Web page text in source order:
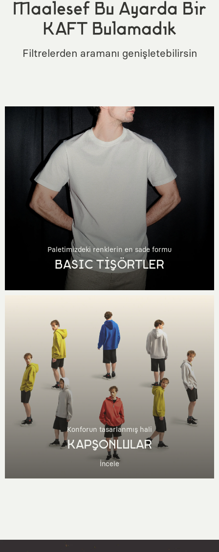
Maalesef Bu Ayarda Bir
KAFT Bulamadık
Filtrelerden aramanı genişletebilirsin
Paletimizdeki renklerin en sade formu
BASIC TİŞÖRTLER
Konforun tasarlanmış hali
KAPŞONLULAR
İncele